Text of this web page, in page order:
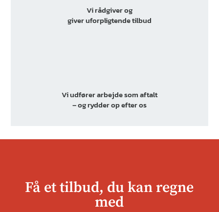
Vi rådgiver og
giver uforpligtende tilbud
Vi udfører arbejde som aftalt
– og rydder op efter os
Få et tilbud, du kan regne
med